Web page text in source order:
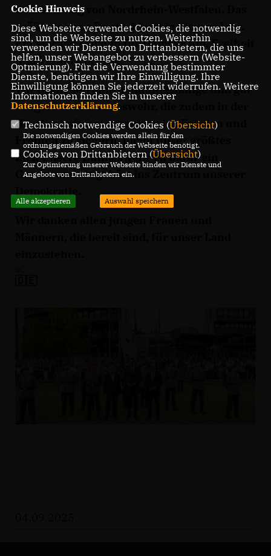
dem Landtag von Nordrhein-Westfalen. Das
größte in ganz Deutschland in diesem Jahr.
Ein starkes Zeichen für Demokratie, Freiheit
und Verantwortung.
Wir brauchen eine handlungsfähige und gut
ausgerüstete Bundeswehr, die zudem in der
Gesellschaft fest verankert ist. Frieden und
Freiheit zu sichern, bleibt unser größtes
Ziel. Unsere Bundeswehr ist dafür ein
Garant und sie gehört ins Zentrum unserer
Demokratie.
Cookie Hinweis
Diese Webseite verwendet Cookies, die notwendig
sind, um die Webseite zu nutzen. Weiterhin
verwenden wir Dienste von Drittanbietern, die uns
helfen, unser Webangebot zu verbessern (Website-
Optmierung). Für die Verwendung bestimmter
Dienste, benötigen wir Ihre Einwilligung. Ihre
Einwilligung können Sie jederzeit widerrufen. Weitere
Informationen finden Sie in unserer
Datenschutzerklärung.
Technisch notwendige Cookies (Übersicht)
Die notwendigen Cookies werden allein für den
ordnungsgemäßen Gebrauch der Webseite benötigt.
Cookies von Drittanbietern (Übersicht)
Zur Optimierung unserer Webseite binden wir Dienste und
Angebote von Drittanbietern ein.
Alle akzeptieren Auswahl speichern